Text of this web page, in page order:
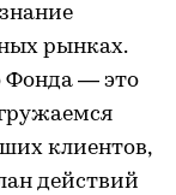
рынках.
Фонда — это
клиентов,
действий